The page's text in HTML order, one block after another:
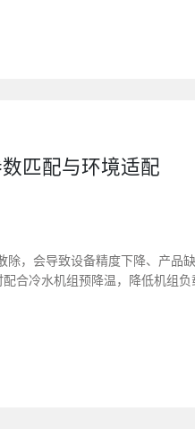
匹配与环境适配
，会导致设备精度下降、产品
合冷水机组预降温，降低机组负